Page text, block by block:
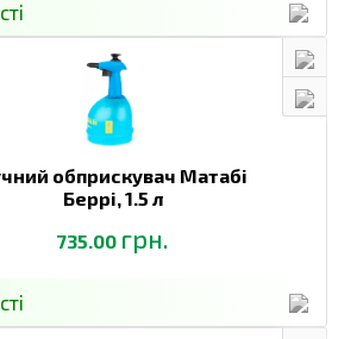
обприскувач Матабі
Беррі,1.5 л
735.00 грн.